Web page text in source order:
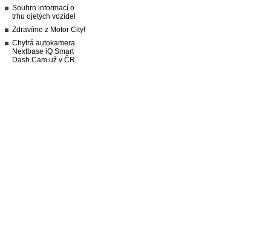
Souhrn informací o
trhu ojetých vozidel
Zdravíme z Motor City!
Chytrá autokamera
Nextbase iQ Smart
Dash Cam už v ČR